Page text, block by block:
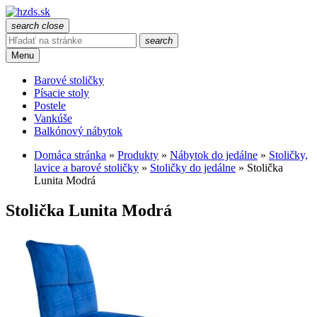
search close
search
Menu
Barové stoličky
Písacie stoly
Postele
Vankúše
Balkónový nábytok
Domáca stránka » Produkty » Nábytok do jedálne » Stoličky,
lavice a barové stoličky » Stoličky do jedálne » Stolička
Lunita Modrá
Stolička Lunita Modrá